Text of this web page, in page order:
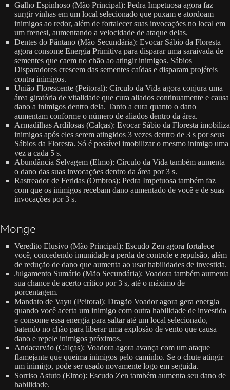
Galho Espinhoso (Mão Principal): Pedra Impetuosa agora faz
surgir vinhas em um local selecionado que puxam e atordoam
inimigos ao redor, além de fortalecer suas invocações no local em
um frenesi, aumentando a velocidade de ataque delas.
Dentes do Pântano (Mão Secundária): Evocar Sábio da Floresta
agora consome Energia Primitiva para disparar uma saraivada de
sementes que caem no chão ao atingir inimigos. Sábios
Disparadores crescem das sementes caídas e disparam projéteis
contra inimigos.
União Florescente (Peitoral): Círculo da Vida agora conjura uma
área giratória de vitalidade que cura aliados continuamente e causa
dano a inimigos dentro dela. Tanto a cura quanto o dano
aumentam conforme o número de aliados dentro da área.
Armadilhas Ardilosas (Calças): Evocar Sábio da Floresta imobiliza
inimigos após eles serem atingidos 3 vezes dentro de 3 s por seus
Sábios da Floresta. Só é possível imobilizar o mesmo inimigo uma
vez a cada 5 s.
Abundância Selvagem (Elmo): Círculo da Vida também aumenta
o dano das suas invocações dentro da área por 3 s.
Rastreador de Feridas (Ombros): Pedra Impetuosa também faz
com que os inimigos recebam dano aumentado de você e de suas
invocações por 3 s.
Monge
Veredito Elusivo (Mão Principal): Escudo Zen agora fortalece
você, concedendo imunidade a perda de controle e repulsão, além
de redução de dano que aumenta ao usar habilidades de investida.
Julgamento Sumário (Mão Secundária): Voadora também aumenta
sua chance de acerto crítico por 3 s, até o máximo de
porcentagem.
Mandato de Vayu (Peitoral): Dragão Voador agora gera energia
quando você acerta um inimigo com outra habilidade de investida
e consome essa energia para saltar até um local selecionado,
batendo no chão para liberar uma explosão de vento que causa
dano e repele inimigos próximos.
Andacarvão (Calças): Voadora agora avança com um ataque
flamejante que queima inimigos pelo caminho. Se o chute atingir
um inimigo, pode ser usado novamente logo em seguida.
Sorriso Astuto (Elmo): Escudo Zen também aumenta seu dano de
habilidade.